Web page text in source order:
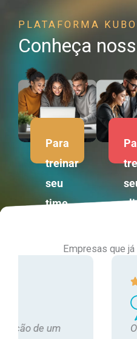
PLATAFORMA
Conheça
Para
treinar
seu
time
Empresas que
O Kubo trouxe uma